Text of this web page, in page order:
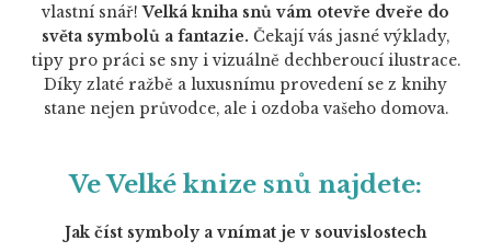
vlastní snář!Velká kniha snů vám otevře dveře do
světa symbolů a fantazie. Čekají vás jasné výklady,
tipy pro práci se sny i vizuálně dechberoucí ilustrace.
Díky zlaté ražbě a luxusnímu provedení se z knihy
stane nejen průvodce, ale i ozdoba vašeho domova.
Ve Velké knize snů najdete:
Jak číst symboly a vnímat je v souvislostech